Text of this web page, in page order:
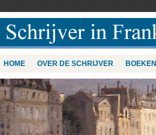
HOME OVER DE SCHRIJVER BOEKEN